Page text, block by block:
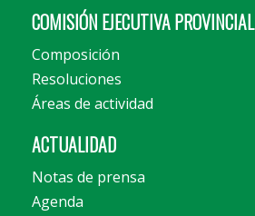
COMISIÓN EJECUTIVA PROVINCIAL
Composición
Resoluciones
Áreas de actividad
ACTUALIDAD
Notas de prensa
Agenda